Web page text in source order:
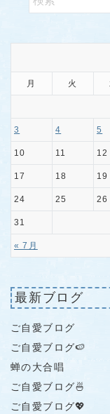
月 火
« 7月
3 4 5
10 11 12
17 18 19
24 25 26
31
最新ブログ
ご自愛ブログ
ご自愛ブログ🍉
蝉の大合唱
ご自愛ブログ🍜
ご自愛ブログ💖